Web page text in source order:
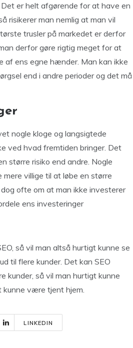
er helt afgørende for at have en
risikerer man nemlig at man vil
trusler på markedet er derfor
derfor gøre rigtig meget for at
af ens egne hænder. Man kan ikke
end i andre perioder og det må
nogle kloge og langsigtede
ved hvad fremtiden bringer. Det
større risiko end andre. Nogle
villige til at løbe en større
ofte om at man ikke investerer
ens investeringer
så vil man altså hurtigt kunne se
til flere kunder. Det kan SEO
kunder, så vil man hurtigt kunne
kunne være tjent hjem.
LINKEDIN